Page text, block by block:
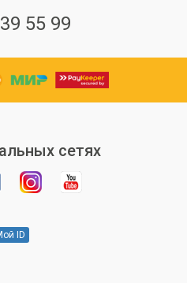
55 99
сетях
ID